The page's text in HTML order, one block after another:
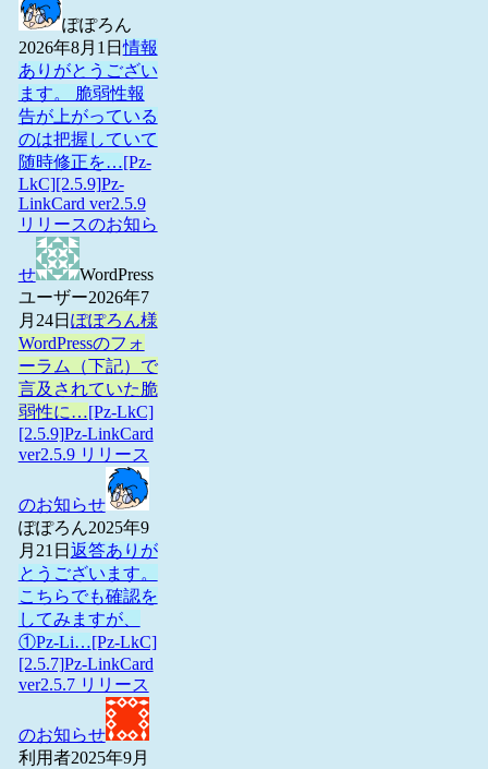
ぽぽろん
2026年8月1日情報
ありがとうござい
ます。 脆弱性報
告が上がっている
のは把握していて
随時修正を…[Pz-
LkC][2.5.9]Pz-
LinkCard ver2.5.9
リリースのお知ら
せ
WordPress
ユーザー2026年7
月24日 ぽぽろん様
WordPressのフォ
ーラム（下記）で
言及されていた脆
弱性に…[Pz-LkC]
[2.5.9]Pz-LinkCard
ver2.5.9 リリース
のお知らせ
ぽぽろん2025年9
月21日 返答ありが
とうございます。
こちらでも確認を
してみますが、
①Pz-Li…[Pz-LkC]
[2.5.7]Pz-LinkCard
ver2.5.7 リリース
のお知らせ
利用者2025年9月